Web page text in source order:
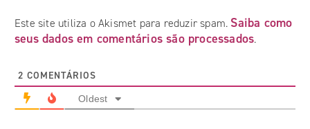
Este site utiliza o Akismet para reduzir spam. Saiba como
seus dados em comentários são processados.
2 COMENTÁRIOS
Oldest